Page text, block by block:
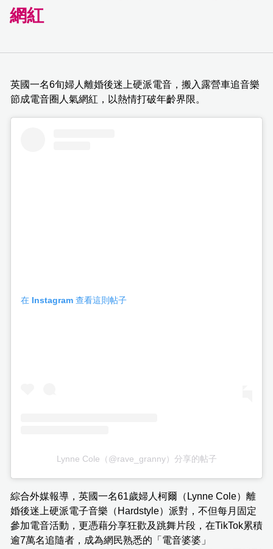
網紅
英國一名6旬婦人離婚後迷上硬派電音，搬入露營車追音樂
節成電音圈人氣網紅，以熱情打破年齡界限。
在 Instagram 查看這則帖子
Lynne Cole（@rave_granny）分享的帖子
綜合外媒報導，英國一名61歲婦人柯爾（Lynne Cole）離
婚後迷上硬派電子音樂（Hardstyle）派對，不但每月固定
參加電音活動，更憑藉分享狂歡及跳舞片段，在TikTok累積
逾7萬名追隨者，成為網民熟悉的「電音婆婆」